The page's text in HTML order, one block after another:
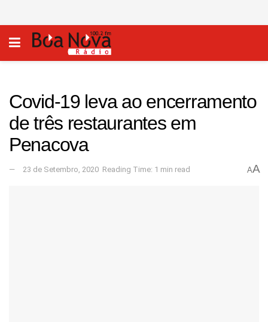
Covid-19 leva ao encerramento
de três restaurantes em
Penacova
23 de Setembro, 2020 Reading Time: 1 min read AA